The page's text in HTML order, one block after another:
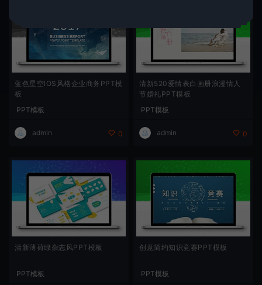
蓝色星空IOS风格企业商务PPT模
板
PPT模板
admin 0
清新520爱情表白画册浪漫情人
节婚礼PPT模板
PPT模板
admin 0
清新薄荷绿杂志风PPT模板
PPT模板
创意简约知识竞赛PPT模板
PPT模板